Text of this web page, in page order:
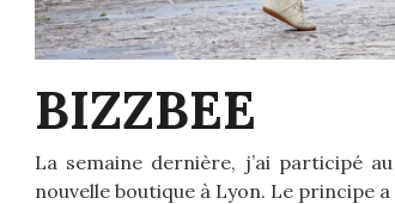
BIZZBEE
La semaine dernière, j’ai participé
nouvelle boutique à Lyon. Le principe